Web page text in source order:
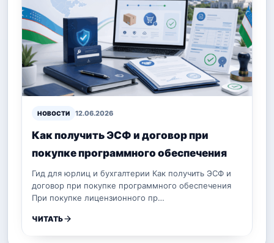
НОВОСТИ 12.06.2026
Как получить ЭСФ и договор при
покупке программного обеспечения
Гид для юрлиц и бухгалтерии Как получить ЭСФ и
договор при покупке программного обеспечения
При покупке лицензионного пр…
ЧИТАТЬ